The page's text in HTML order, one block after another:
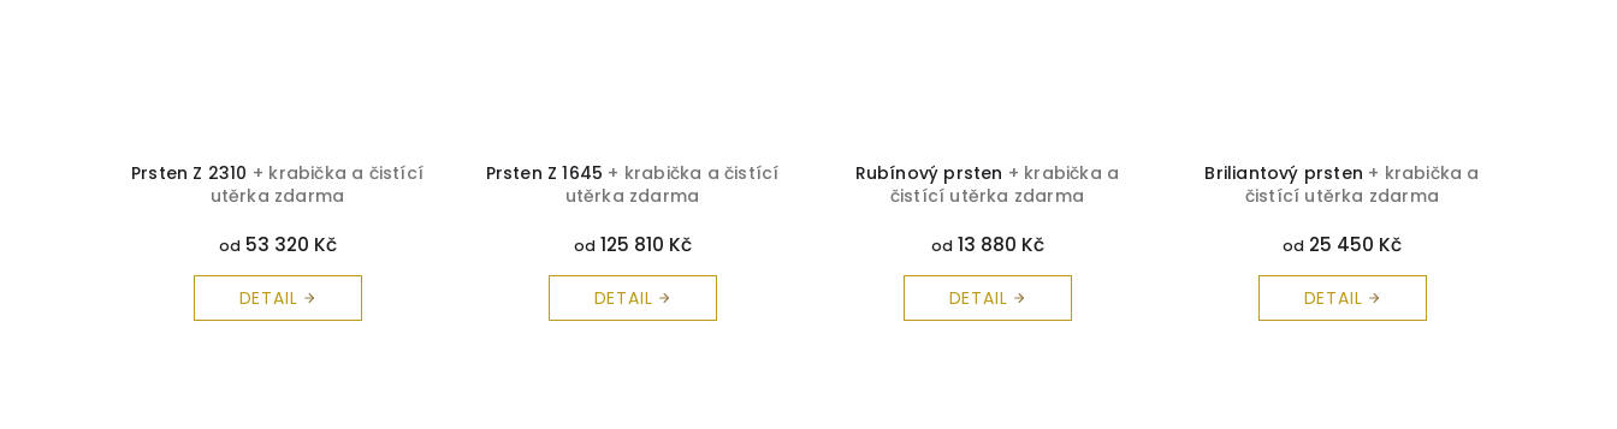
Prsten Z 2310 + krabička a čistící
utěrka zdarma
od53 320 Kč
DETAIL
Prsten Z 1645 + krabička a čistící
utěrka zdarma
od125 810 Kč
DETAIL
Rubínový prsten + krabička a
čistící utěrka zdarma
od13 880 Kč
DETAIL
Briliantový prsten + krabička a
čistící utěrka zdarma
od 25 450 Kč
DETAIL